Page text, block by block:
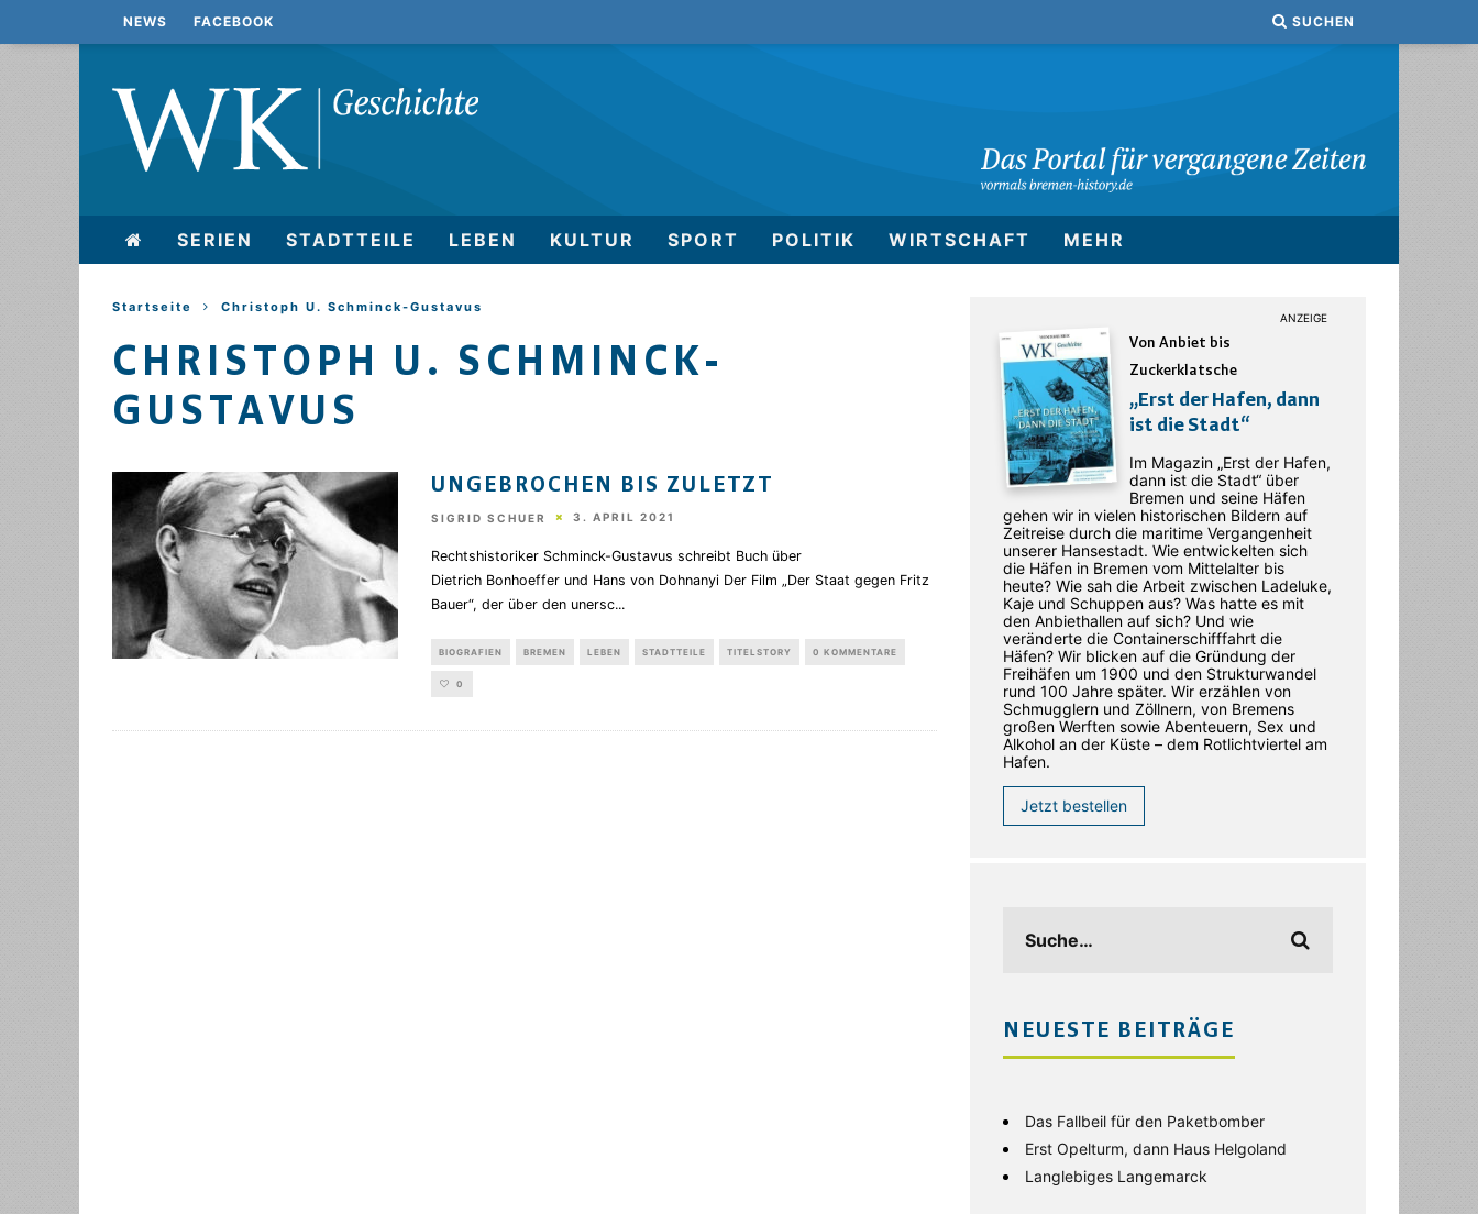
NEWS FACEBOOK SUCHEN
SERIEN STADTTEILE LEBEN KULTUR SPORT POLITIK WIRTSCHAFT MEHR
Startseite Christoph U. Schminck-Gustavus
CHRISTOPH U. SCHMINCK-
GUSTAVUS
UNGEBROCHEN BIS ZULETZT
SIGRID SCHUER 3. APRIL 2021
Rechtshistoriker Schminck-Gustavus schreibt Buch über
Dietrich Bonhoeffer und Hans von Dohnanyi Der Film „Der Staat gegen Fritz
Bauer“, der über den unersc...
BIOGRAFIEN BREMEN LEBEN STADTTEILE TITELSTORY 0 KOMMENTARE
0
Von Anbiet bis
Zuckerklatsche
„Erst der Hafen, dann
ist die Stadt“
Im Magazin „Erst der Hafen,
dann ist die Stadt“ über
Bremen und seine Häfen
gehen wir in vielen historischen Bildern auf
Zeitreise durch die maritime Vergangenheit
unserer Hansestadt. Wie entwickelten sich
die Häfen in Bremen vom Mittelalter bis
heute? Wie sah die Arbeit zwischen Ladeluke,
Kaje und Schuppen aus? Was hatte es mit
den Anbiethallen auf sich? Und wie
veränderte die Containerschifffahrt die
Häfen? Wir blicken auf die Gründung der
Freihäfen um 1900 und den Strukturwandel
rund 100 Jahre später. Wir erzählen von
Schmugglern und Zöllnern, von Bremens
großen Werften sowie Abenteuern, Sex und
Alkohol an der Küste – dem Rotlichtviertel am
Hafen.
Jetzt bestellen
NEUESTE BEITRÄGE
Das Fallbeil für den Paketbomber
Erst Opelturm, dann Haus Helgoland
Langlebiges Langemarck